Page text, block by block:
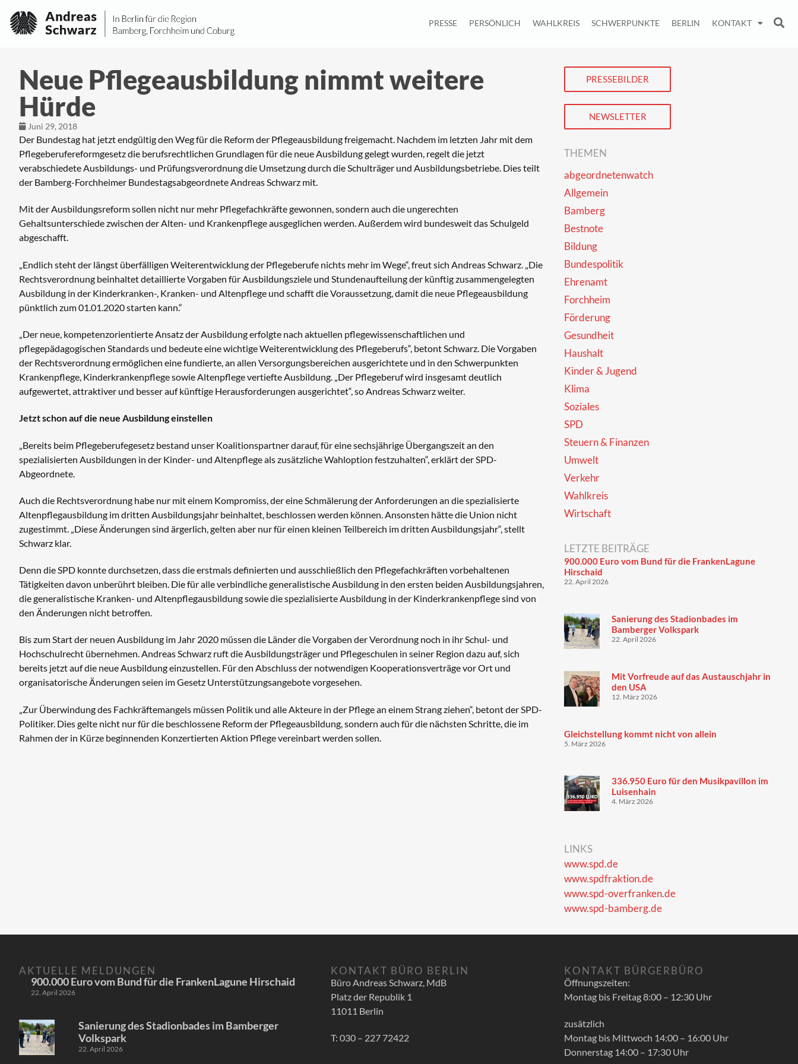
PRESSE PERSÖNLICH WAHLKREIS SCHWERPUNKTE BERLIN KONTAKT
Neue Pflegeausbildung nimmt weitere
Hürde
Juni 29, 2018
Der Bundestag hat jetzt endgültig den Weg für die Reform der Pflegeausbildung freigemacht. Nachdem im letzten Jahr mit dem
Pflegeberufereformgesetz die berufsrechtlichen Grundlagen für die neue Ausbildung gelegt wurden, regelt die jetzt
verabschiedete Ausbildungs- und Prüfungsverordnung die Umsetzung durch die Schulträger und Ausbildungsbetriebe. Dies teilt
der Bamberg-Forchheimer Bundestagsabgeordnete Andreas Schwarz mit.
Mit der Ausbildungsreform sollen nicht nur mehr Pflegefachkräfte gewonnen, sondern auch die ungerechten
Gehaltsunterschiede zwischen der Alten- und Krankenpflege ausgeglichen werden. Außerdem wird bundesweit das Schulgeld
abgeschafft.
„Endlich steht der längst überfälligen Weiterentwicklung der Pflegeberufe nichts mehr im Wege“, freut sich Andreas Schwarz. „Die
Rechtsverordnung beinhaltet detaillierte Vorgaben für Ausbildungsziele und Stundenaufteilung der künftig zusammengelegten
Ausbildung in der Kinderkranken-, Kranken- und Altenpflege und schafft die Voraussetzung, damit die neue Pflegeausbildung
pünktlich zum 01.01.2020 starten kann.“
„Der neue, kompetenzorientierte Ansatz der Ausbildung erfolgte nach aktuellen pflegewissenschaftlichen und
pflegepädagogischen Standards und bedeute eine wichtige Weiterentwicklung des Pflegeberufs“, betont Schwarz. Die Vorgaben
der Rechtsverordnung ermöglichen eine fundierte, an allen Versorgungsbereichen ausgerichtete und in den Schwerpunkten
Krankenpflege, Kinderkrankenpflege sowie Altenpflege vertiefte Ausbildung. „Der Pflegeberuf wird insgesamt deutlich
aufgewertet, attraktiver und besser auf künftige Herausforderungen ausgerichtet“, so Andreas Schwarz weiter.
Jetzt schon auf die neue Ausbildung einstellen
„Bereits beim Pflegeberufegesetz bestand unser Koalitionspartner darauf, für eine sechsjährige Übergangszeit an den
spezialisierten Ausbildungen in der Kinder- und Altenpflege als zusätzliche Wahloption festzuhalten“, erklärt der SPD-
Abgeordnete.
Auch die Rechtsverordnung habe nur mit einem Kompromiss, der eine Schmälerung der Anforderungen an die spezialisierte
Altenpflegausbildung im dritten Ausbildungsjahr beinhaltet, beschlossen werden können. Ansonsten hätte die Union nicht
zugestimmt. „Diese Änderungen sind ärgerlich, gelten aber nur für einen kleinen Teilbereich im dritten Ausbildungsjahr“, stellt
Schwarz klar.
Denn die SPD konnte durchsetzen, dass die erstmals definierten und ausschließlich den Pflegefachkräften vorbehaltenen
Tätigkeiten davon unberührt bleiben. Die für alle verbindliche generalistische Ausbildung in den ersten beiden Ausbildungsjahren,
die generalistische Kranken- und Altenpflegausbildung sowie die spezialisierte Ausbildung in der Kinderkrankenpflege sind von
den Änderungen nicht betroffen.
Bis zum Start der neuen Ausbildung im Jahr 2020 müssen die Länder die Vorgaben der Verordnung noch in ihr Schul- und
Hochschulrecht übernehmen. Andreas Schwarz ruft die Ausbildungsträger und Pflegeschulen in seiner Region dazu auf, sich
bereits jetzt auf die neue Ausbildung einzustellen. Für den Abschluss der notwendigen Kooperationsverträge vor Ort und
organisatorische Änderungen seien im Gesetz Unterstützungsangebote vorgesehen.
„Zur Überwindung des Fachkräftemangels müssen Politik und alle Akteure in der Pflege an einem Strang ziehen“, betont der SPD-
Politiker. Dies gelte nicht nur für die beschlossene Reform der Pflegeausbildung, sondern auch für die nächsten Schritte, die im
Rahmen der in Kürze beginnenden Konzertierten Aktion Pflege vereinbart werden sollen.
PRESSEBILDER
NEWSLETTER
THEMEN
abgeordnetenwatch
Allgemein
Bamberg
Bestnote
Bildung
Bundespolitik
Ehrenamt
Forchheim
Förderung
Gesundheit
Haushalt
Kinder & Jugend
Klima
Soziales
SPD
Steuern & Finanzen
Umwelt
Verkehr
Wahlkreis
Wirtschaft
LETZTE BEITRÄGE
900.000 Euro vom Bund für die FrankenLagune
Hirschaid
22. April 2026
Sanierung des Stadionbades im
Bamberger Volkspark
22. April 2026
Mit Vorfreude auf das Austauschjahr in
den USA
12. März 2026
Gleichstellung kommt nicht von allein
5. März 2026
336.950 Euro für den Musikpavillon im
Luisenhain
4. März 2026
LINKS
www.spd.de
www.spdfraktion.de
www.spd-overfranken.de
www.spd-bamberg.de
AKTUELLE MELDUNGEN
900.000 Euro vom Bund für die FrankenLagune Hirschaid
22. April 2026
Sanierung des Stadionbades im Bamberger
Volkspark
22. April 2026
KONTAKT BÜRO BERLIN
Büro Andreas Schwarz, MdB
Platz der Republik 1
11011 Berlin
T: 030 – 227 72422
KONTAKT BÜRGERBÜRO
Öffnungszeiten:
Montag bis Freitag 8:00 – 12:30 Uhr
zusätzlich
Montag bis Mittwoch 14:00 – 16:00 Uhr
Donnerstag 14:00 – 17:30 Uhr